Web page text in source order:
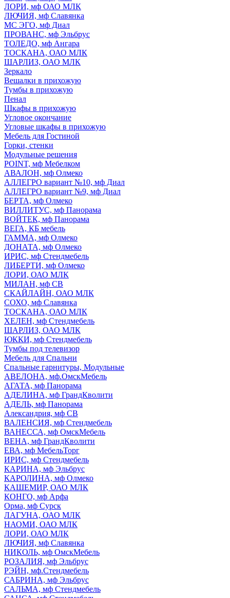
ЛОРИ, мф ОАО МЛК
ЛЮЧИЯ, мф Славянка
МС ЭГО, мф Диал
ПРОВАНС, мф Эльбрус
ТОЛЕДО, мф Ангара
ТОСКАНА, ОАО МЛК
ШАРЛИЗ, ОАО МЛК
Зеркало
Вешалки в прихожую
Тумбы в прихожую
Пенал
Шкафы в прихожую
Угловое окончание
Угловые шкафы в прихожую
Мебель для Гостиной
Горки, стенки
Модульные решения
POINT, мф Мебелком
АВАЛОН, мф Олмеко
АЛЛЕГРО вариант №10, мф Диал
АЛЛЕГРО вариант №9, мф Диал
БЕРТА, мф Олмеко
ВИЛЛИТУС, мф Панорама
ВОЙТЕК, мф Панорама
ВЕГА, КБ мебель
ГАММА, мф Олмеко
ДОНАТА, мф Олмеко
ИРИС, мф Стендмебель
ЛИБЕРТИ, мф Олмеко
ЛОРИ, ОАО МЛК
МИЛАН, мф СВ
СКАЙЛАЙН, ОАО МЛК
СОХО, мф Славянка
ТОСКАНА, ОАО МЛК
ХЕЛЕН, мф Стендмебель
ШАРЛИЗ, ОАО МЛК
ЮККИ, мф Стендмебель
Тумбы под телевизор
Мебель для Спальни
Спальные гарнитуры, Модульные
АВЕЛОНА, мф.ОмскМебель
АГАТА, мф Панорама
АДЕЛИНА, мф ГрандКволити
АДЕЛЬ, мф Панорама
Александрия, мф СВ
ВАЛЕНСИЯ, мф Стендмебель
ВАНЕССА, мф ОмскМебель
ВЕНА, мф ГрандКволити
ЕВА, мф МебельТорг
ИРИС, мф Стендмебель
КАРИНА, мф Эльбрус
КАРОЛИНА, мф Олмеко
КАШЕМИР, ОАО МЛК
КОНГО, мф Арфа
Орма, мф Сурск
ЛАГУНА, ОАО МЛК
НАОМИ, ОАО МЛК
ЛОРИ, ОАО МЛК
ЛЮЧИЯ, мф Славянка
НИКОЛЬ, мф ОмскМебель
РОЗАЛИЯ, мф Эльбрус
РЭЙН, мф.Стендмебель
САБРИНА, мф Эльбрус
САЛЬМА, мф Стендмебель